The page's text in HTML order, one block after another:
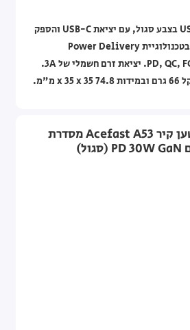
מטען USB Acefast A53 בצבע סגול, עם יציאת USB-C והספק
יציאה של 30W. תומך בטכנולוגיית Power Delivery
ובפרוטוקולים PD, QC, FCP, AFC. יציאת זרם חשמלי של 3A.
מפרט טכני מטען קיר Acefast A53 מסדרת